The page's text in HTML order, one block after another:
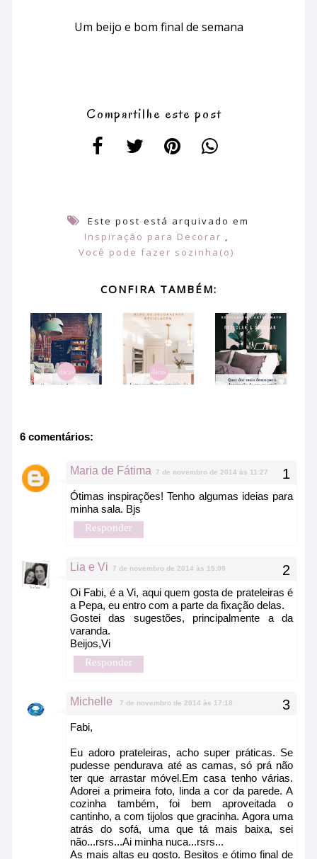
Um beijo e bom final de semana
Compartilhe este post
Este post está arquivado em
Inspiração para Decorar ,
Você pode fazer sozinha(o)
CONFIRA TAMBÉM:
6 comentários:
Maria de Fátima 7 de novembro de 2014 às 11:27
Ótimas inspirações! Tenho algumas ideias para
minha sala. Bjs
Responder
Lia e Vi 7 de novembro de 2014 às 15:09
Oi Fabi, é a Vi, aqui quem gosta de prateleiras é
a Pepa, eu entro com a parte da fixação delas.
Gostei das sugestões, principalmente a da
varanda.
Beijos,Vi
Responder
Michelle 7 de novembro de 2014 às 17:18
Fabi,
Eu adoro prateleiras, acho super práticas. Se
pudesse pendurava até as camas, só prá não
ter que arrastar móvel.Em casa tenho várias.
Adorei a primeira foto, linda a cor da parede. A
cozinha também, foi bem aproveitada o
cantinho, a com tijolos que gracinha. Agora uma
atrás do sofá, uma que tá mais baixa, sei
não...rsrs...Ai minha nuca...rsrs...
As mais altas eu gosto. Besitos e ótimo final de